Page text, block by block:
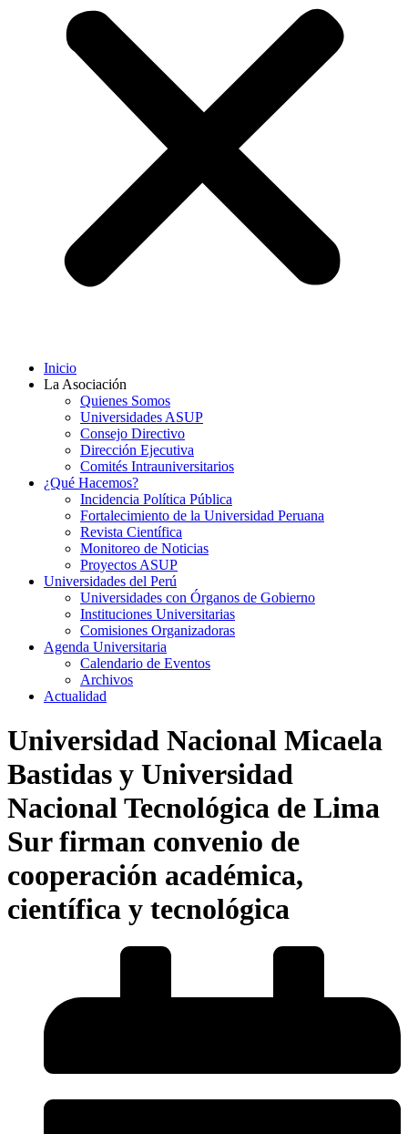
Inicio
La Asociación
Quienes Somos
Universidades ASUP
Consejo Directivo
Dirección Ejecutiva
Comités Intrauniversitarios
¿Qué Hacemos?
Incidencia Política Pública
Fortalecimiento de la Universidad Peruana
Revista Científica
Monitoreo de Noticias
Proyectos ASUP
Universidades del Perú
Universidades con Órganos de Gobierno
Instituciones Universitarias
Comisiones Organizadoras
Agenda Universitaria
Calendario de Eventos
Archivos
Actualidad
Universidad Nacional Micaela
Bastidas y Universidad
Nacional Tecnológica de Lima
Sur firman convenio de
cooperación académica,
científica y tecnológica